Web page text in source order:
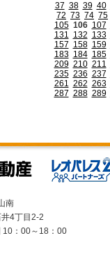
37 38 39 40
72 73 74 75
105 106 107
131 132 133
157 158 159
183 184 185
209 210 211
235 236 237
261 262 263
287 288 289
南
4丁目2-2
10：00～18：00